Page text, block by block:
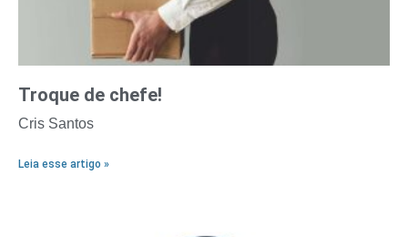
Troque de chefe!
Cris Santos
Leia esse artigo »